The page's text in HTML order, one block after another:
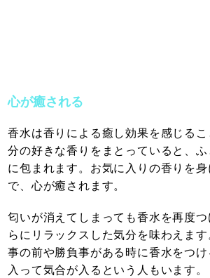
心が癒される
香水は香りによる癒し効果を感じる
分の好きな香りをまとっていると、ふ
に包まれます。お気に入りの香りを
で、心が癒されます。
匂いが消えてしまっても香水を再度つ
らにリラックスした気分を味わえま
事の前や勝負事がある時に香水をつ
入って気合が入るという人もいます。